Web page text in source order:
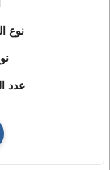
نوع
عدد